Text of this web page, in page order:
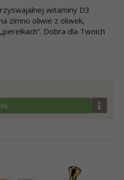
witaminy D3
zimno oliwie z oliwek,
Dobra dla Twoich